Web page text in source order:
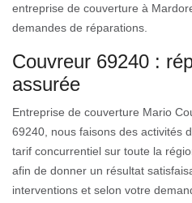
entreprise de couverture à
demandes de réparations.
Couvreur 69240 :
assurée
Entreprise de couverture Mario
69240, nous faisons des activités
tarif concurrentiel sur toute la
afin de donner un résultat
interventions et selon votre